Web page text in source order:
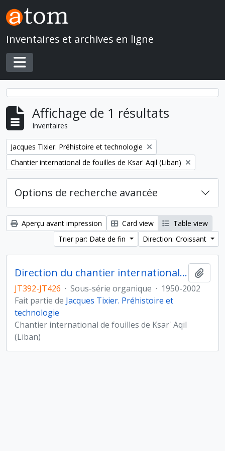
Skip to main content
Inventaires et archives en ligne
Toggle navigation
Affichage de 1 résultats
Inventaires
Remove filter:
Jacques Tixier. Préhistoire et technologie
Remove filter:
Chantier international de fouilles de Ksar' Aqil (Liban)
Options de recherche avancée
Aperçu avant impression Card view
Table view
Trier par: Date de fin
Direction: Croissant
Direction du chantier international de fouilles de Ksar'Aqil (Liban)
JT392-JT426 · Sous-série organique · 1950-2002
Fait partie de Jacques Tixier. Préhistoire et
technologie
Chantier international de fouilles de Ksar' Aqil
(Liban)